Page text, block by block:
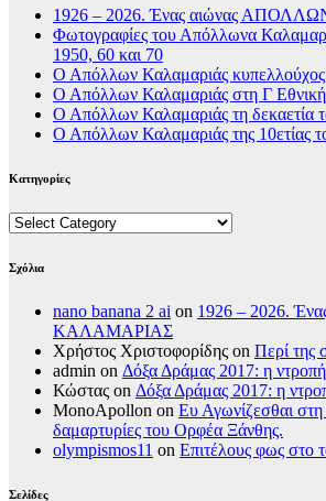
1926 – 2026. Ένας αιώνας
Φωτογραφίες του Απόλλωνα
1950, 60 και 70
Ο Απόλλων Καλαμαριάς
Ο Απόλλων Καλαμαριάς στη Γ Εθνική
Ο Απόλλων Καλαμαριάς τη δεκαετία
Ο Απόλλων Καλαμαριάς της 10ετίας
Κατηγορίες
Κατηγορίες
Σχόλια
nano banana 2 ai on 1926 – 2026.
ΚΑΛΑΜΑΡΙΑΣ
Χρήστος Χριστοφορίδης on Περί της
admin on Δόξα Δράμας 2017: η
Κώστας on Δόξα Δράμας 2017: η
MonoApollon on Ευ Αγωνίζεσθαι στη
δαμαρτυρίες του Ορφέα Ξάνθης.
olympismos11 on Επιτέλους φως στο
Σελίδες